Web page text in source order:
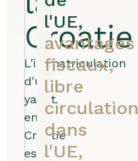
Croatie
L'immatriculation
d'un
yacht
en
Croatie
est
l'UE,
avantages
fiscaux,
libre
circulation
dans
l'UE,